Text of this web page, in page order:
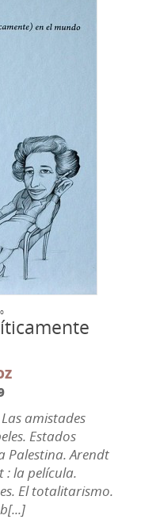
amistades
Estados
Palestina. Arendt
: la película.
El totalitarismo.